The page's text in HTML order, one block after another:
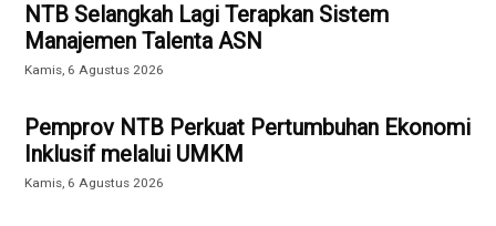
NTB Selangkah Lagi Terapkan Sistem
Manajemen Talenta ASN
Kamis, 6 Agustus 2026
Pemprov NTB Perkuat Pertumbuhan Ekonomi
Inklusif melalui UMKM
Kamis, 6 Agustus 2026